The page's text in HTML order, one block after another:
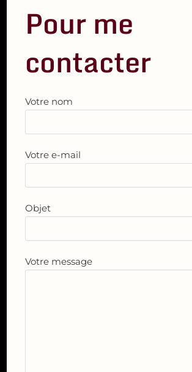
Pour me
contacter
Votre nom
Votre e-mail
Objet
Votre message